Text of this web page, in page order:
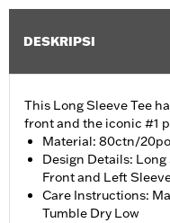
DESKRIPSI
This Long Sleeve Tee
front and the iconic #1
Material: 80ctn/
Design Details:
Front and Left
Care Instructions:
Tumble Dry Low